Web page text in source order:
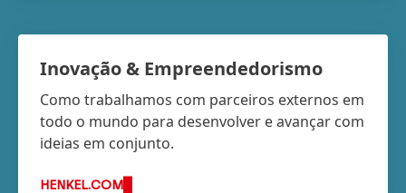
Inovação & Empreendedorismo
Como trabalhamos com parceiros externos em
todo o mundo para desenvolver e avançar com
ideias em conjunto.
HENKEL.COM